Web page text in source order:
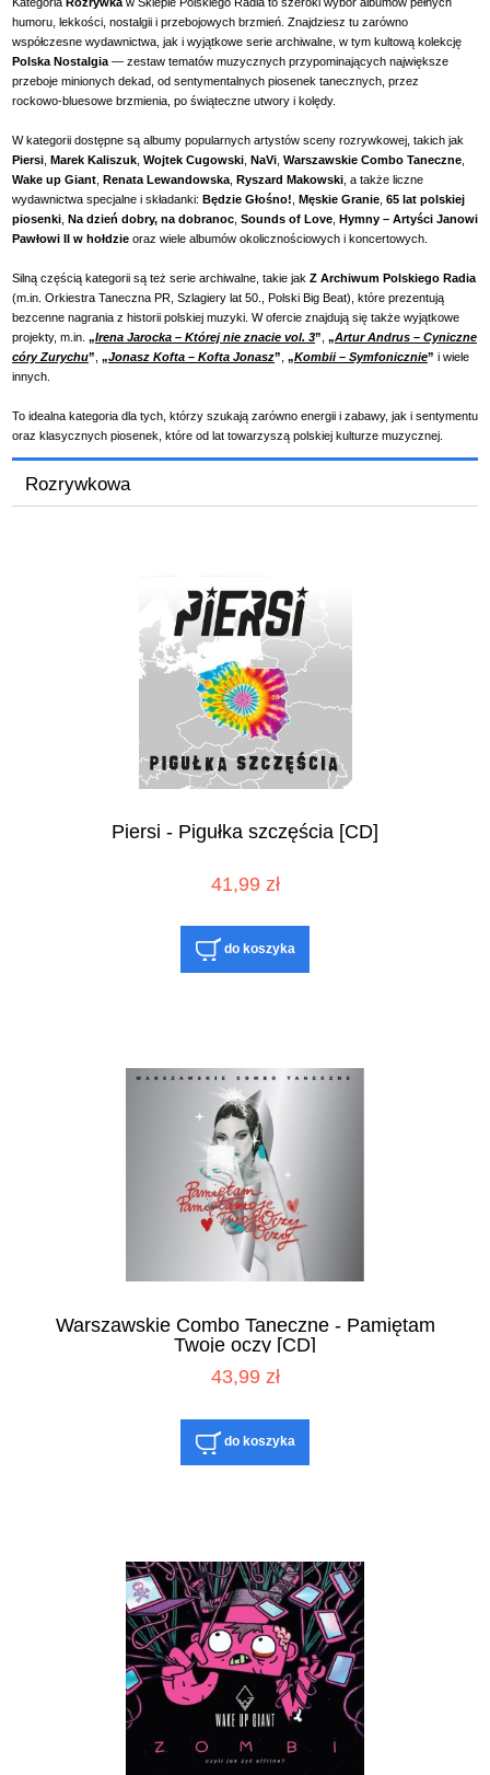
humoru, lekkości, nostalgii i przebojowych brzmień. Znajdziesz tu zarówno
współczesne wydawnictwa, jak i wyjątkowe serie archiwalne, w tym kultową kolekcję
Polska Nostalgia — zestaw tematów muzycznych przypominających największe
przeboje minionych dekad, od sentymentalnych piosenek tanecznych, przez
rockowo‑bluesowe brzmienia, po świąteczne utwory i kolędy.
W kategorii dostępne są albumy popularnych artystów sceny rozrywkowej, takich jak
Piersi Marek Kaliszuk Wojtek Cugowski NaVi Warszawskie Combo Taneczne
Wake up Giant Renata Lewandowska Ryszard Makowski , a także liczne
wydawnictwa specjalne i składanki: Będzie Głośno! Męskie Granie 65 lat polskiej
piosenki Na dzień dobry, na dobranoc Sounds of Love Hymny – Artyści Janowi
Pawłowi II w hołdzie oraz wiele albumów okolicznościowych i koncertowych.
Silną częścią kategorii są też serie archiwalne, takie jak Z Archiwum Polskiego Radia
(m.in. Orkiestra Taneczna PR, Szlagiery lat 50., Polski Big Beat), które prezentują
bezcenne nagrania z historii polskiej muzyki. W ofercie znajdują się także wyjątkowe
projekty, m.in. „Irena Jarocka – Której nie znacie vol. 3” „Artur Andrus – Cyniczne
córy Zurychu” „Jonasz Kofta – Kofta Jonasz” „Kombii – Symfonicznie” i wiele
innych.
To idealna kategoria dla tych, którzy szukają zarówno energii i zabawy, jak i sentymentu
oraz klasycznych piosenek, które od lat towarzyszą polskiej kulturze muzycznej.
Rozrywkowa
Piersi - Pigułka szczęścia [CD]
41,99 zł
do koszyka
Warszawskie Combo Taneczne - Pamiętam
Twoje oczy [CD]
43,99 zł
do koszyka